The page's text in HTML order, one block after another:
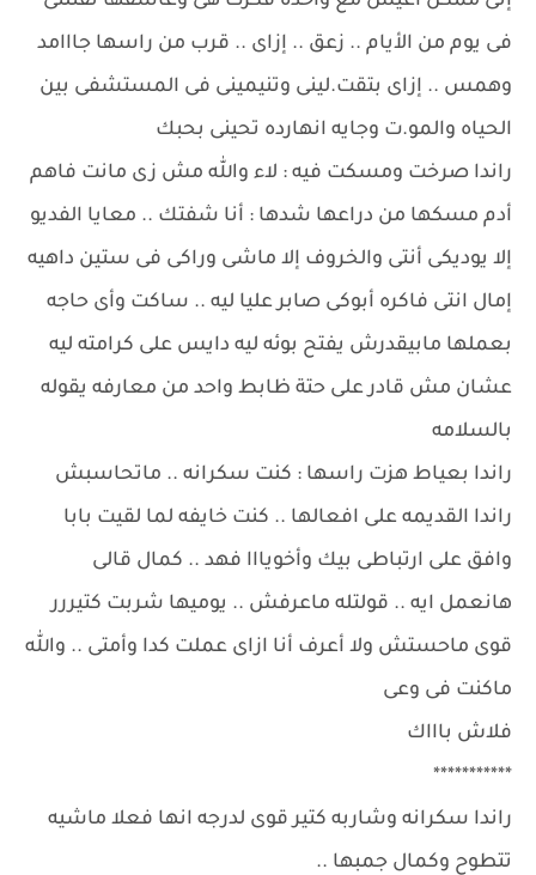
فى يوم من الأيام .. زعق .. إزاى .. قرب من راسها جااامد
وهمس .. إزاى بتقت.لينى وتنيمينى فى المستشفى بين
الحياه والمو.ت وجايه انهارده تحينى بحبك
راندا صرخت ومسكت فيه : لاء والله مش زى مانت فاهم
أدم مسكها من دراعها شدها : أنا شفتك .. معايا الفديو
إلا يوديكى أنتى والخروف إلا ماشى وراكى فى ستين داهيه
إمال انتى فاكره أبوكى صابر عليا ليه .. ساكت وأى حاجه
بعملها مابيقدرش يفتح بوئه ليه دايس على كرامته ليه
عشان مش قادر على حتة ظابط واحد من معارفه يقوله
بالسلامه
راندا بعياط هزت راسها : كنت سكرانه .. ماتحاسبش
راندا القديمه على افعالها .. كنت خايفه لما لقيت بابا
وافق على ارتباطى بيك وأخويااا فهد .. كمال قالى
هانعمل ايه .. قولتله ماعرفش .. يوميها شربت كتيررر
قوى ماحستش ولا أعرف أنا ازاى عملت كدا وأمتى .. والله
ماكنت فى وعى
فلاش باااك
***********
راندا سكرانه وشاربه كتير قوى لدرجه انها فعلا ماشيه
تتطوح وكمال جمبها ..